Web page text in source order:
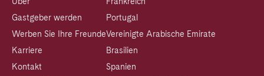
Gastgeber werden
Werben Sie Ihre Freunde
Karriere
Kontakt
Portugal
Vereinigte Arabische Emirate
Brasilien
Spanien